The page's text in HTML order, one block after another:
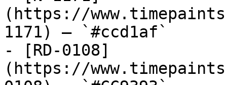
(https://
1171) — `#ccd1af`
- [RD-0108]
(https://